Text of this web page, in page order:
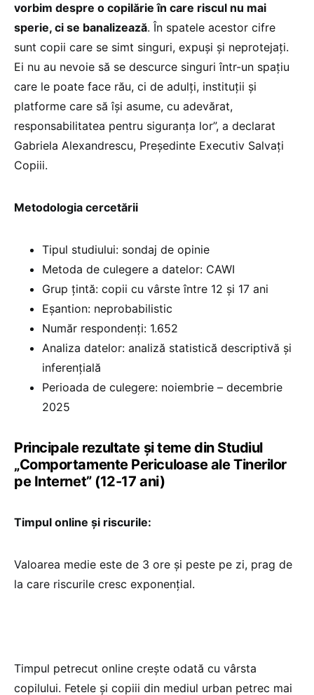
vorbim despre o copilărie în care riscul nu mai
sperie, ci se banalizează. În spatele acestor cifre
sunt copii care se simt singuri, expuşi şi neprotejaţi.
Ei nu au nevoie să se descurce singuri într-un spaţiu
care le poate face rău, ci de adulţi, instituţii şi
platforme care să îşi asume, cu adevărat,
responsabilitatea pentru siguranţa lor”, a declarat
Gabriela Alexandrescu, Preşedinte Executiv Salvaţi
Copiii.
Metodologia cercetării
Tipul studiului: sondaj de opinie
Metoda de culegere a datelor: CAWI
Grup țintă: copii cu vârste între 12 și 17 ani
Eșantion: neprobabilistic
Număr respondenți: 1.652
Analiza datelor: analiză statistică descriptivă și
inferențială
Perioada de culegere: noiembrie – decembrie
2025
Principale rezultate și teme din Studiul
„Comportamente Periculoase ale Tinerilor
pe Internet” (12-17 ani)
Timpul online și riscurile:
Valoarea medie este de 3 ore și peste pe zi, prag de
la care riscurile cresc exponențial.
Timpul petrecut online crește odată cu vârsta
copilului. Fetele și copiii din mediul urban petrec mai